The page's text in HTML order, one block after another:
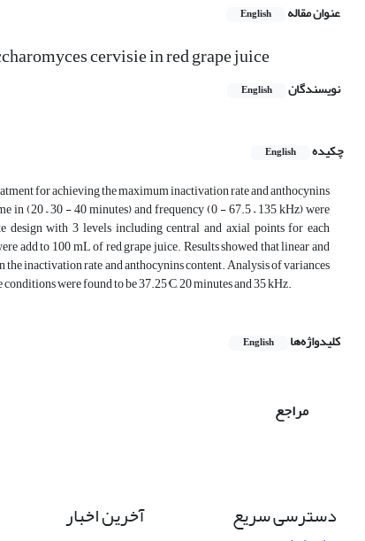
عنوان مقاله English
cervisie in red grape juice
نویسندگان English
چکیده English
for achieving the maximum inactivation rate and anthocynins
(20 – 30 - 40 minutes) and frequency (0 - 67.5 – 135 kHz) were
design with 3 levels including central and axial points for each
add to 100 mL of red grape juice. Results showed that linear and
inactivation rate and anthocynins content. Analysis of variances
were found to be 37.25°C, 20 minutes and 35 kHz.
کلیدواژه‌ها English
مراجع
دسترسی سریع آخرین اخبار